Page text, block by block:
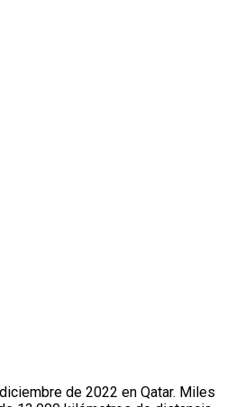
de 2022 en Qatar. Miles